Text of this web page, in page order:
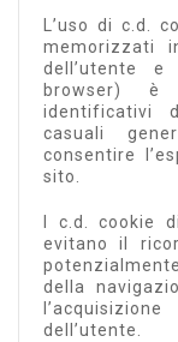
L’uso di c.d.
memorizzati
dell’utente
browser) è
identificativi
casuali
consentire
sito.
I c.d. cookie
evitano il
della
dell’utente.